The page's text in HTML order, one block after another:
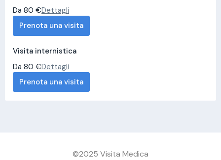
Da 80 €Dettagli
Prenota una visita
Visita internistica
Da 80 €Dettagli
Prenota una visita
©2025 Visita Medica